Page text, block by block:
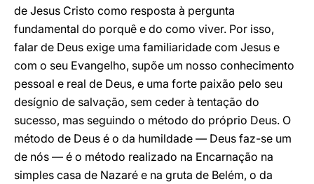
de Jesus Cristo como resposta à pergunta
fundamental do porquê e do como viver. Por isso,
falar de Deus exige uma familiaridade com Jesus e
com o seu Evangelho, supõe um nosso conhecimento
pessoal e real de Deus, e uma forte paixão pelo seu
desígnio de salvação, sem ceder à tentação do
sucesso, mas seguindo o método do próprio Deus. O
método de Deus é o da humildade — Deus faz-se um
de nós — é o método realizado na Encarnação na
simples casa de Nazaré e na gruta de Belém, o da